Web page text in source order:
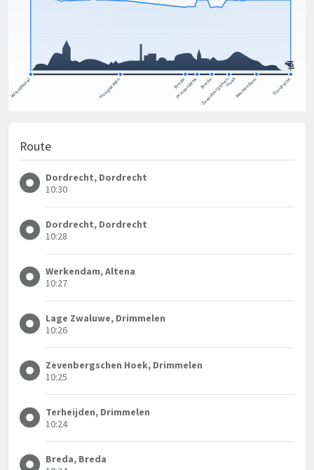
Route
Dordrecht, Dordrecht
10:30
Dordrecht, Dordrecht
10:28
Werkendam, Altena
10:27
Lage Zwaluwe, Drimmelen
10:26
Zevenbergschen Hoek, Drimmelen
10:25
Terheijden, Drimmelen
10:24
Breda, Breda